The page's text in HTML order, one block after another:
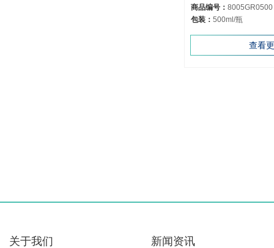
商品编号： 8005GR0500
包装： 500ml/瓶
查看
关于我们 新闻资讯